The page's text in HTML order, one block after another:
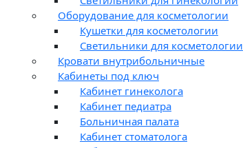
Оборудование для косметологии
Кушетки для косметологии
Светильники для косметологии
Кровати внутрибольничные
Кабинеты под ключ
Кабинет гинеколога
Кабинет педиатра
Больничная палата
Кабинет стоматолога